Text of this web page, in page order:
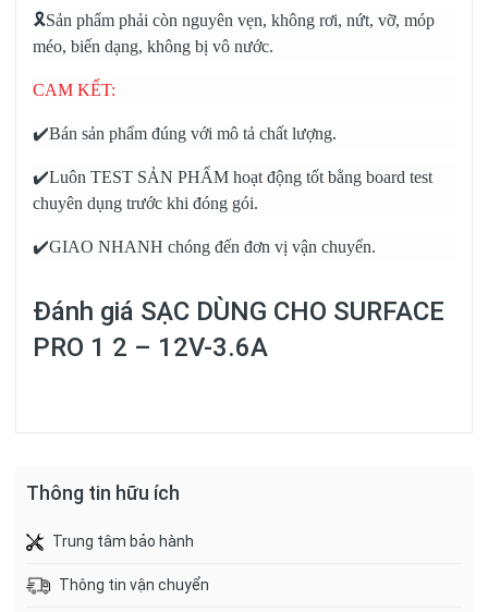
🎗️Sản phẩm phải còn nguyên vẹn, không rơi, nứt, vỡ, móp
méo, biến dạng, không bị vô nước.
CAM KẾT:
✔️Bán sản phẩm đúng với mô tả chất lượng.
✔️Luôn TEST SẢN PHẨM hoạt động tốt bằng board test
chuyên dụng trước khi đóng gói.
✔️GIAO NHANH chóng đến đơn vị vận chuyển.
Đánh giá SẠC DÙNG CHO SURFACE
PRO 1 2 – 12V-3.6A
Thông tin hữu ích
Trung tâm bảo hành
Thông tin vận chuyển